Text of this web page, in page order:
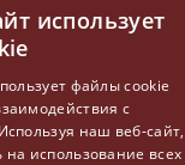
ITALIAN
SPANISH
использует
файлы cookie
с
наш веб-сайт,
на использование всех